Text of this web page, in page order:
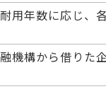
用年数に応じ、
機構から借りた